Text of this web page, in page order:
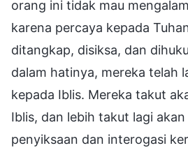
orang ini tidak mau
karena percaya kepada
ditangkap, disiksa, dan
dalam hatinya, mereka telah
kepada Iblis. Mereka takut
Iblis, dan lebih takut lagi
penyiksaan dan interogasi